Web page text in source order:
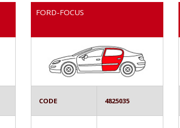
FORD-FOCUS
CODE 4825035